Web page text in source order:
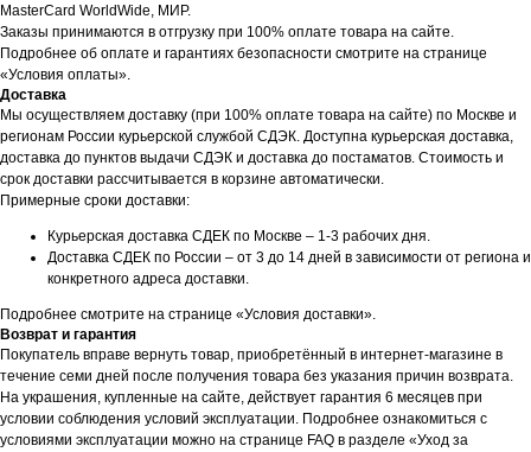
MasterCard WorldWide, МИР.
Заказы принимаются в отгрузку при 100% оплате товара на сайте.
Подробнее об оплате и гарантиях безопасности смотрите на странице
«Условия оплаты».
Доставка
Мы осуществляем доставку (при 100% оплате товара на сайте) по Москве и
регионам России курьерской службой СДЭК. Доступна курьерская доставка,
доставка до пунктов выдачи СДЭК и доставка до постаматов. Стоимость и
срок доставки рассчитывается в корзине автоматически.
Примерные сроки доставки:
Курьерская доставка СДЕК по Москве – 1-3 рабочих дня.
Доставка СДЕК по России – от 3 до 14 дней в зависимости от региона и
конкретного адреса доставки.
Подробнее смотрите на странице «Условия доставки».
Возврат и гарантия
Покупатель вправе вернуть товар, приобретённый в интернет-магазине в
течение семи дней после получения товара без указания причин возврата.
На украшения, купленные на сайте, действует гарантия 6 месяцев при
условии соблюдения условий эксплуатации. Подробнее ознакомиться с
условиями эксплуатации можно на странице FAQ в разделе «Уход за